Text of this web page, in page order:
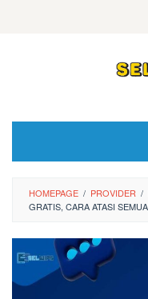
HOMEPAGE / PROVIDER /
GRATIS, CARA ATASI